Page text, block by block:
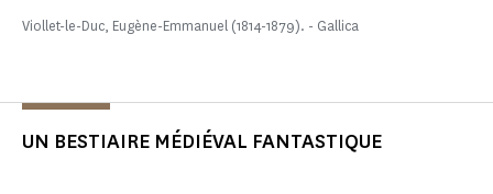
Viollet-le-Duc, Eugène-Emmanuel (1814-1879). - Gallica
UN BESTIAIRE MÉDIÉVAL FANTASTIQUE